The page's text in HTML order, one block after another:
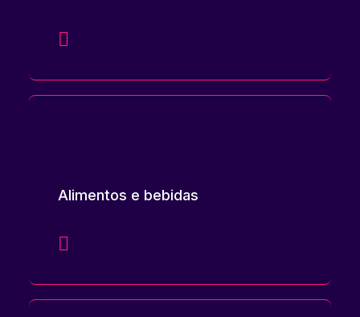
Alimentos e bebidas